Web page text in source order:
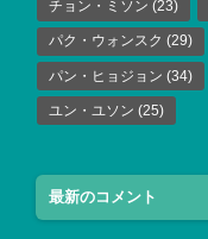
チョン・ミソン (23)
パク・ウォンスク (29)
パン・ヒョジョン (34)
ユン・ユソン (25)
最新のコメント